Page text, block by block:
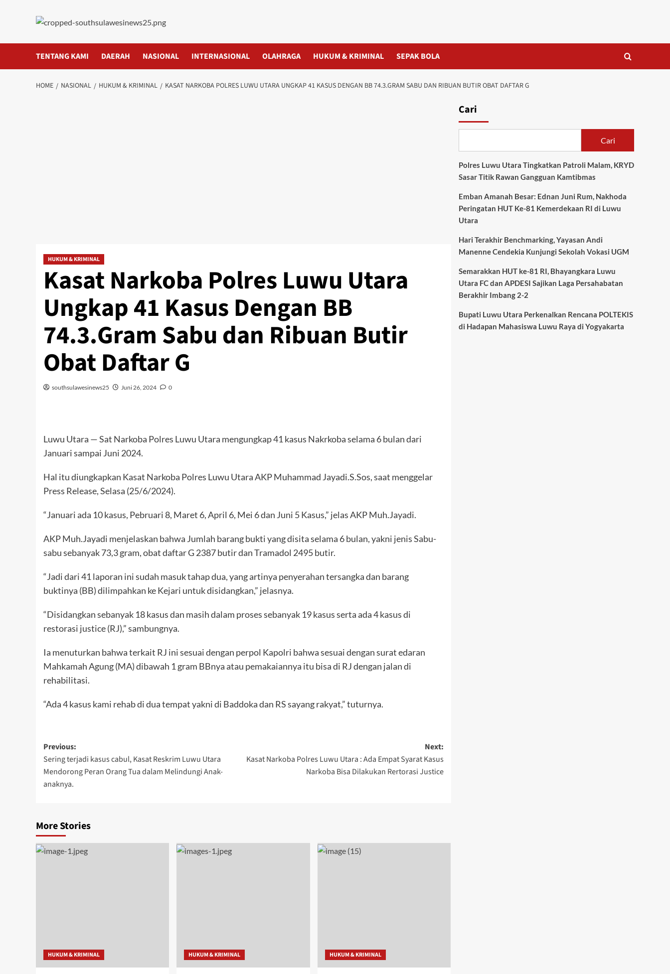
TENTANG KAMI DAERAH NASIONAL INTERNASIONAL OLAHRAGA HUKUM & KRIMINAL SEPAK BOLA
HOME NASIONAL HUKUM & KRIMINAL KASAT NARKOBA POLRES LUWU UTARA UNGKAP 41 KASUS DENGAN BB 74.3.GRAM SABU DAN RIBUAN BUTIR OBAT DAFTAR G
HUKUM & KRIMINAL
Kasat Narkoba Polres Luwu Utara
Ungkap 41 Kasus Dengan BB
74.3.Gram Sabu dan Ribuan Butir
Obat Daftar G
southsulawesinews25 Juni 26, 2024 0
Luwu Utara — Sat Narkoba Polres Luwu Utara mengungkap 41 kasus Nakrkoba selama 6 bulan dari
Januari sampai Juni 2024.
Hal itu diungkapkan Kasat Narkoba Polres Luwu Utara AKP Muhammad Jayadi.S.Sos, saat menggelar
Press Release, Selasa (25/6/2024).
“Januari ada 10 kasus, Pebruari 8, Maret 6, April 6, Mei 6 dan Juni 5 Kasus,” jelas AKP Muh.Jayadi.
AKP Muh.Jayadi menjelaskan bahwa Jumlah barang bukti yang disita selama 6 bulan, yakni jenis Sabu-
sabu sebanyak 73,3 gram, obat daftar G 2387 butir dan Tramadol 2495 butir.
“Jadi dari 41 laporan ini sudah masuk tahap dua, yang artinya penyerahan tersangka dan barang
buktinya (BB) dilimpahkan ke Kejari untuk disidangkan,” jelasnya.
“Disidangkan sebanyak 18 kasus dan masih dalam proses sebanyak 19 kasus serta ada 4 kasus di
restorasi justice (RJ),” sambungnya.
Ia menuturkan bahwa terkait RJ ini sesuai dengan perpol Kapolri bahwa sesuai dengan surat edaran
Mahkamah Agung (MA) dibawah 1 gram BBnya atau pemakaiannya itu bisa di RJ dengan jalan di
rehabilitasi.
“Ada 4 kasus kami rehab di dua tempat yakni di Baddoka dan RS sayang rakyat,” tuturnya.
Post
navigation
Previous:
Sering terjadi kasus cabul, Kasat Reskrim Luwu Utara
Mendorong Peran Orang Tua dalam Melindungi Anak-
anaknya.
Next:
Kasat Narkoba Polres Luwu Utara : Ada Empat Syarat Kasus
Narkoba Bisa Dilakukan Rertorasi Justice
More Stories
HUKUM & KRIMINAL HUKUM & KRIMINAL HUKUM & KRIMINAL
Cari
Cari
Polres Luwu Utara Tingkatkan Patroli Malam, KRYD
Sasar Titik Rawan Gangguan Kamtibmas
Emban Amanah Besar: Ednan Juni Rum, Nakhoda
Peringatan HUT Ke-81 Kemerdekaan RI di Luwu
Utara
Hari Terakhir Benchmarking, Yayasan Andi
Manenne Cendekia Kunjungi Sekolah Vokasi UGM
Semarakkan HUT ke-81 RI, Bhayangkara Luwu
Utara FC dan APDESI Sajikan Laga Persahabatan
Berakhir Imbang 2-2
Bupati Luwu Utara Perkenalkan Rencana POLTEKIS
di Hadapan Mahasiswa Luwu Raya di Yogyakarta